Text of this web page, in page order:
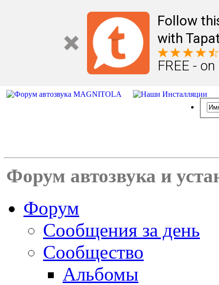
Follow
with
FREE -
Форум автозвука и
Форум
Сообщения за день
Сообщество
Альбомы